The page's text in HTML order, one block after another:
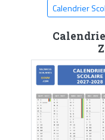
Calendrier